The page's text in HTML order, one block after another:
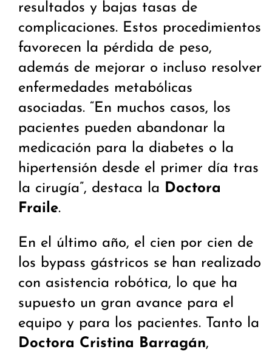
resultados y bajas tasas de
complicaciones. Estos procedimientos
favorecen la pérdida de peso,
además de mejorar o incluso resolver
enfermedades metabólicas
asociadas. “En muchos casos, los
pacientes pueden abandonar la
medicación para la diabetes o la
hipertensión desde el primer día tras
la cirugía”, destaca la Doctora
Fraile.
En el último año, el cien por cien de
los bypass gástricos se han realizado
con asistencia robótica, lo que ha
supuesto un gran avance para el
equipo y para los pacientes. Tanto la
Doctora Cristina Barragán,